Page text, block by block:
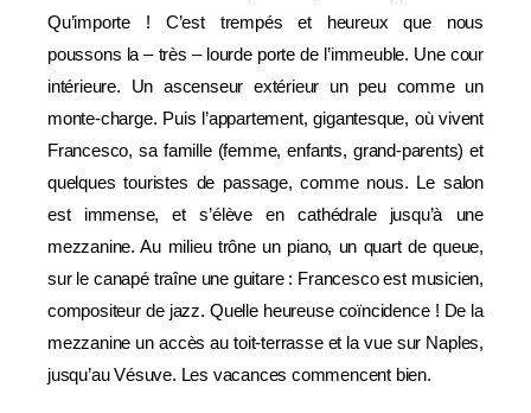
Qu’importe ! C’est trempés et heureux que nous
poussons la – très – lourde porte de l’immeuble. Une cour
intérieure. Un ascenseur extérieur un peu comme un
monte-charge. Puis l’appartement, gigantesque, où vivent
Francesco, sa famille (femme, enfants, grand-parents) et
quelques touristes de passage, comme nous. Le salon
est immense, et s’élève en cathédrale jusqu’à une
mezzanine. Au milieu trône un piano, un quart de queue,
sur le canapé traîne une guitare : Francesco est musicien,
compositeur de jazz. Quelle heureuse coïncidence ! De la
mezzanine un accès au toit-terrasse et la vue sur Naples,
jusqu’au Vésuve. Les vacances commencent bien.